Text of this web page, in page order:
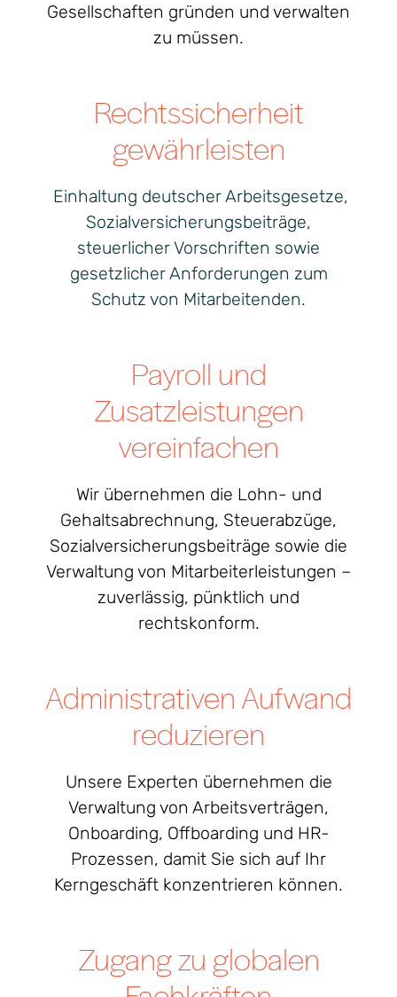
Gesellschaften gründen und verwalten
zu müssen.
Rechtssicherheit
gewährleisten
Einhaltung deutscher Arbeitsgesetze,
Sozialversicherungsbeiträge,
steuerlicher Vorschriften sowie
gesetzlicher Anforderungen zum
Schutz von Mitarbeitenden.
Payroll und
Zusatzleistungen
vereinfachen
Wir übernehmen die Lohn- und
Gehaltsabrechnung, Steuerabzüge,
Sozialversicherungsbeiträge sowie die
Verwaltung von Mitarbeiterleistungen –
zuverlässig, pünktlich und
rechtskonform.
Administrativen Aufwand
reduzieren
Unsere Experten übernehmen die
Verwaltung von Arbeitsverträgen,
Onboarding, Offboarding und HR-
Prozessen, damit Sie sich auf Ihr
Kerngeschäft konzentrieren können.
Zugang zu globalen